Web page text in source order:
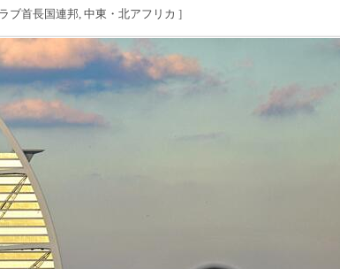
ブ首長国連邦 中東・北アフリカ ]